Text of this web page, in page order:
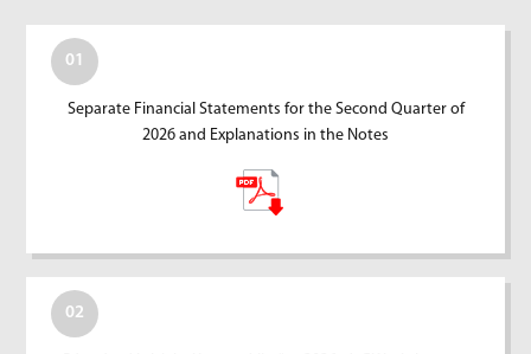
01
Separate Financial Statements for the Second Quarter of
2026 and Explanations in the Notes
02